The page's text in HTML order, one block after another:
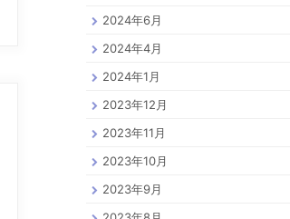
2024年6月
2024年4月
2024年1月
2023年12月
2023年11月
2023年10月
2023年9月